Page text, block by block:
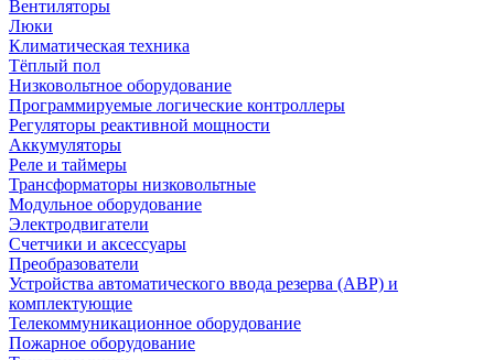
Вентиляторы
Люки
Климатическая техника
Тёплый пол
Низковольтное оборудование
Программируемые логические контроллеры
Регуляторы реактивной мощности
Аккумуляторы
Реле и таймеры
Трансформаторы низковольтные
Модульное оборудование
Электродвигатели
Счетчики и аксессуары
Преобразователи
Устройства автоматического ввода резерва (АВР) и
комплектующие
Телекоммуникационное оборудование
Пожарное оборудование